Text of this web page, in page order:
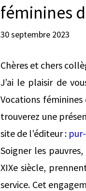
féminines
30 septembre 2023
Chères et chers
J’ai le plaisir de
Vocations féminines
trouverez une
site de l’éditeur :
Soigner les
XIXe siècle,
service. Cet